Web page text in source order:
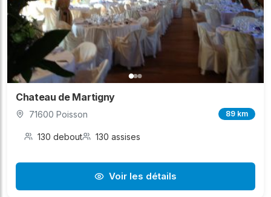
Chateau de Martigny
71600 Poisson 89 km
130 debout 130 assises
Voir les détails